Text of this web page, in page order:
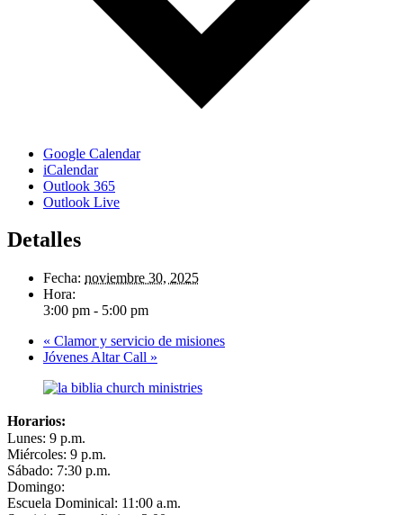
Google Calendar
iCalendar
Outlook 365
Outlook Live
Detalles
Fecha: noviembre 30, 2025
Hora:
3:00 pm - 5:00 pm
« Clamor y servicio de misiones
Jóvenes Altar Call »
Horarios:
Lunes: 9 p.m.
Miércoles: 9 p.m.
Sábado: 7:30 p.m.
Domingo:
Escuela Dominical: 11:00 a.m.